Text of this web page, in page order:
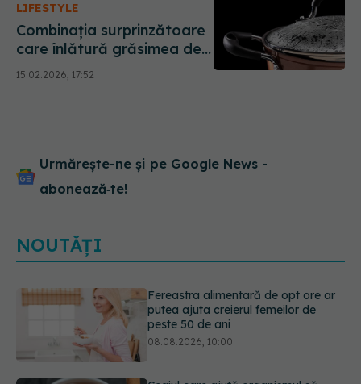
LIFESTYLE
Combinația surprinzătoare
care înlătură grăsimea de
pe capacele de oală
15.02.2026, 17:52
Urmărește-ne și pe Google News -
abonează‑te!
NOUTĂȚI
Ceaiul care ajută organismul să
lupte cu inflamația. Poate regla
glicemia și colesterolul
08.08.2026, 09:00